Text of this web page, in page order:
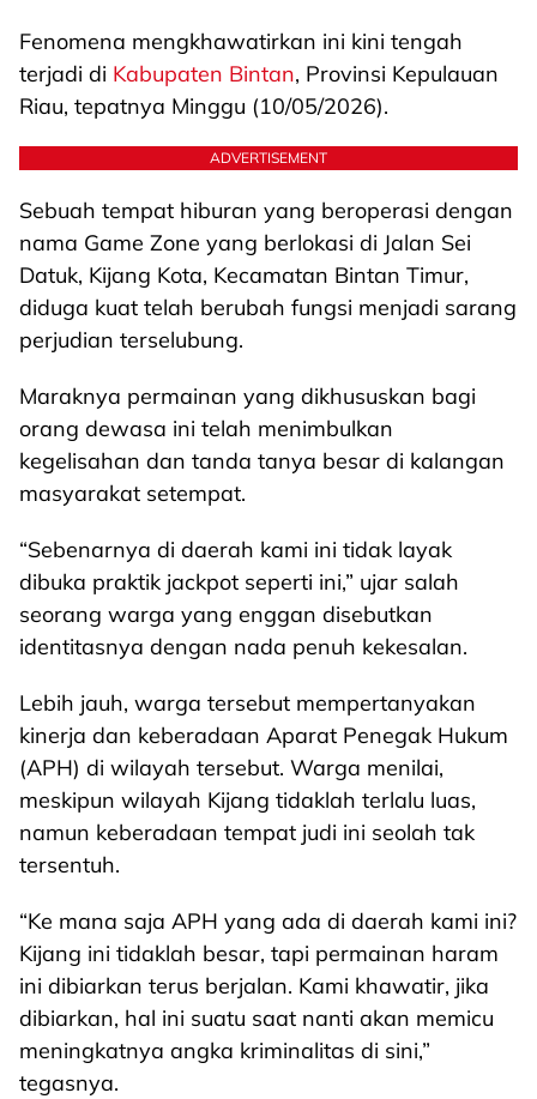
Fenomena mengkhawatirkan ini kini tengah
terjadi di Kabupaten Bintan, Provinsi Kepulauan
Riau, tepatnya Minggu (10/05/2026).
ADVERTISEMENT
Sebuah tempat hiburan yang beroperasi dengan
nama Game Zone yang berlokasi di Jalan Sei
Datuk, Kijang Kota, Kecamatan Bintan Timur,
diduga kuat telah berubah fungsi menjadi sarang
perjudian terselubung.
Maraknya permainan yang dikhususkan bagi
orang dewasa ini telah menimbulkan
kegelisahan dan tanda tanya besar di kalangan
masyarakat setempat.
“Sebenarnya di daerah kami ini tidak layak
dibuka praktik jackpot seperti ini,” ujar salah
seorang warga yang enggan disebutkan
identitasnya dengan nada penuh kekesalan.
Lebih jauh, warga tersebut mempertanyakan
kinerja dan keberadaan Aparat Penegak Hukum
(APH) di wilayah tersebut. Warga menilai,
meskipun wilayah Kijang tidaklah terlalu luas,
namun keberadaan tempat judi ini seolah tak
tersentuh.
“Ke mana saja APH yang ada di daerah kami ini?
Kijang ini tidaklah besar, tapi permainan haram
ini dibiarkan terus berjalan. Kami khawatir, jika
dibiarkan, hal ini suatu saat nanti akan memicu
meningkatnya angka kriminalitas di sini,”
tegasnya.